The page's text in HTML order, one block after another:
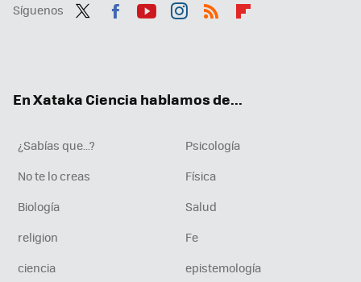
Síguenos
En Xataka Ciencia hablamos de...
¿Sabías que...?
Psicología
No te lo creas
Física
Biología
Salud
religion
Fe
ciencia
epistemología